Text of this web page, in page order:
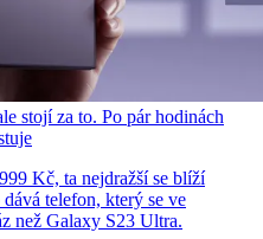
stojí za to. Po pár hodinách
Kč, ta nejdražší se blíží
telefon, který se ve
než Galaxy S23 Ultra.